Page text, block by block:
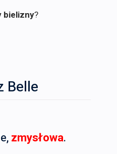
bielizny?
Belle
zmysłowa.